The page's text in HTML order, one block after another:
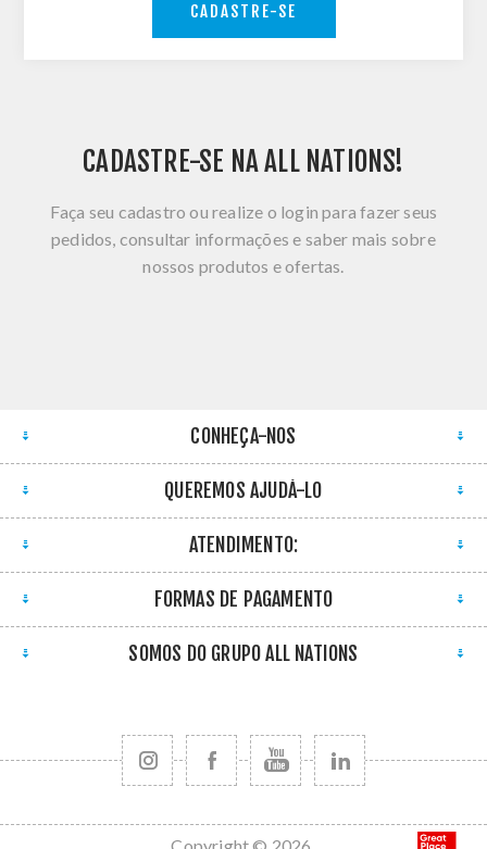
CADASTRE-SE
CADASTRE-SE NA ALL NATIONS!
Faça seu cadastro ou realize o login para fazer seus
pedidos, consultar informações e saber mais sobre
nossos produtos e ofertas.
CONHEÇA-NOS
QUEREMOS AJUDÁ-LO
ATENDIMENTO:
FORMAS DE PAGAMENTO
SOMOS DO GRUPO ALL NATIONS